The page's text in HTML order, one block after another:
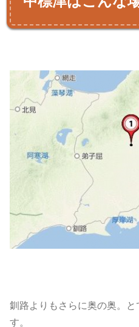
釧路よりもさらに奥の奥。
す。